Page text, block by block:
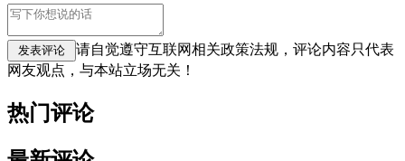
请自觉遵守互联网相关政策法规，评论内容只代表
网友观点，与本站立场无关！
热门评论